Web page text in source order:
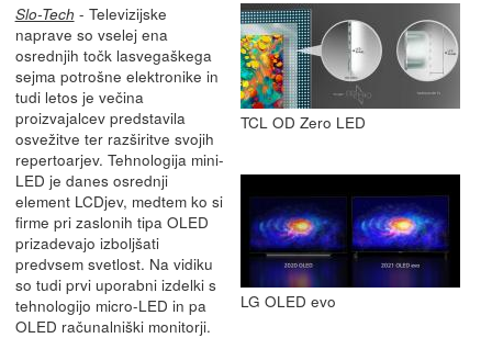
TCL OD Zero LED
LG OLED evo
Slo-Tech - Televizijske
naprave so vselej ena
osrednjih točk lasvegaškega
sejma potrošne elektronike in
tudi letos je večina
proizvajalcev predstavila
osvežitve ter razširitve svojih
repertoarjev. Tehnologija mini-
LED je danes osrednji
element LCDjev, medtem ko si
firme pri zaslonih tipa OLED
prizadevajo izboljšati
predvsem svetlost. Na vidiku
so tudi prvi uporabni izdelki s
tehnologijo micro-LED in pa
OLED računalniški monitorji.